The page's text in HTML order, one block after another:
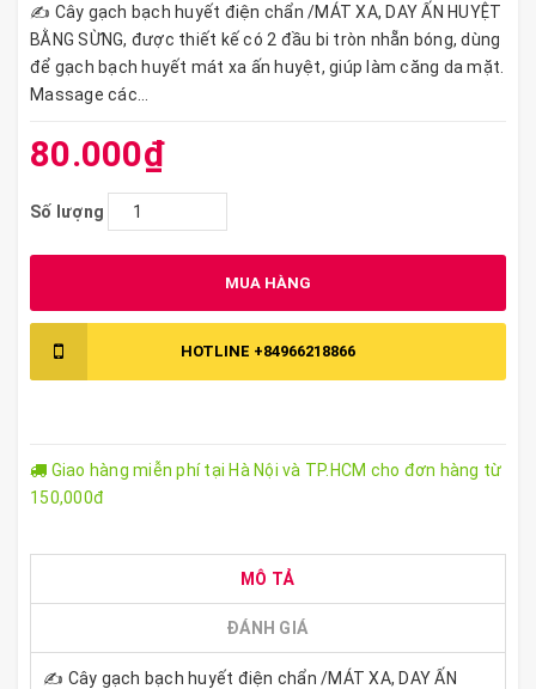
✍️ Cây gạch bạch huyết điện chẩn /MÁT XA, DAY ẤN HUYỆT
BẰNG SỪNG, được thiết kế có 2 đầu bi tròn nhẵn bóng, dùng
để gạch bạch huyết mát xa ấn huyệt, giúp làm căng da mặt.
Massage các...
80.000₫
Số lượng
MUA HÀNG
HOTLINE +84966218866
Giao hàng miễn phí tại Hà Nội và TP.HCM cho đơn hàng từ
150,000đ
MÔ TẢ
ĐÁNH GIÁ
✍️ Cây gạch bạch huyết điện chẩn /MÁT XA, DAY ẤN